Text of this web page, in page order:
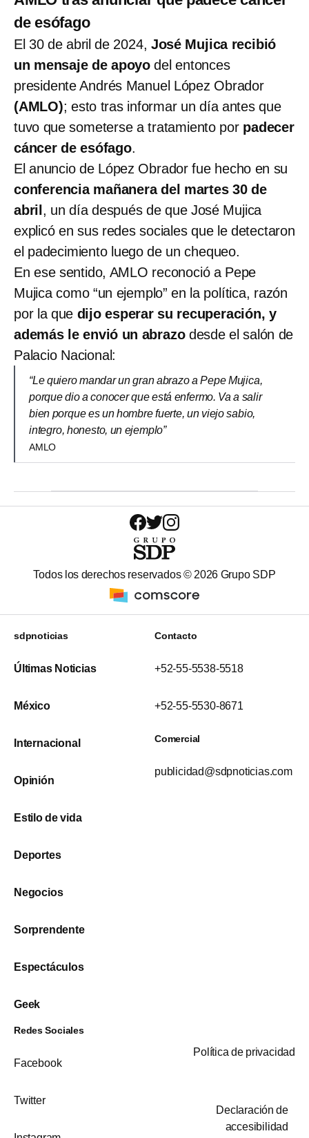
de esófago
El 30 de abril de 2024, José Mujica recibió
un mensaje de apoyodel entonces
presidente Andrés Manuel López Obrador
(AMLO); esto tras informar un día antes que
tuvo que someterse a tratamiento por padecer
cáncer de esófago.
El anuncio de López Obrador fue hecho en su
conferencia mañanera del martes 30 de
abril , un día después de que José Mujica
explicó en sus redes sociales que le detectaron
el padecimiento luego de un chequeo.
En ese sentido, AMLO reconoció a Pepe
Mujica como “un ejemplo” en la política, razón
por la que dijo esperar su recuperación, y
además le envió un abrazo desde el salón de
Palacio Nacional:
“Le quiero mandar un gran abrazo a Pepe Mujica,
porque dio a conocer que está enfermo. Va a salir
bien porque es un hombre fuerte, un viejo sabio,
integro, honesto, un ejemplo”
AMLO
Todos los derechos reservados © 2026 Grupo SDP
sdpnoticias
Últimas Noticias
México
Internacional
Opinión
Estilo de vida
Deportes
Negocios
Sorprendente
Espectáculos
Geek
Contacto
+52-55-5538-5518
+52-55-5530-8671
Comercial
publicidad@sdpnoticias.com
Redes Sociales
Facebook
Twitter
Política de privacidad
Declaración de
accesibilidad